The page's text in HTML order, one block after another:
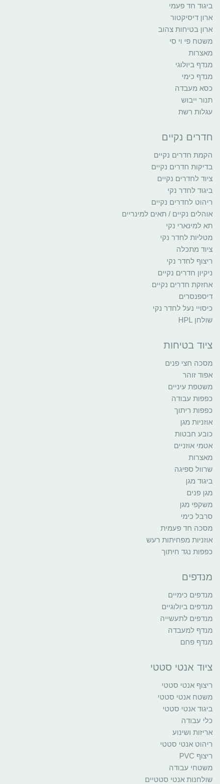
ביגוד חד פעמי
ארון דיסיקטור
ארון בטיחות צהוב
משטח פי וי סי
מאצרות
מנדף ביולוגי
מנדף כימי
כסא מעבדה
תנור ייבוש
עגלות רשת
חדרים נקיים
הקמת חדרים נקיים
בדיקות חדרים נקיים
ציוד לחדרים נקיים
ביגוד לחדר נקי
ריהוט לחדרים נקיים
אוהלים נקיים / תאים למינריים
תא למינארי נקי
מטליות לחדר נקי
ציוד מתכלה
ריצוף לחדר נקי
ניקיון חדרים נקיים
אחזקת חדרים נקיים
דיספנסרים
כיסויי נעל לחדר נקי
שולחן HPL
ציוד בטיחות
מסכה חצי פנים
אפוד זוהר
משטפת עיניים
כפפות עבודה
כפפות ריתוך
אוזניות מגן
כובע חבטות
אטמי אוזניים
מאצרות
שרוול ספיגה
ביגוד מגן
מגן פנים
משקפי מגן
סרבל כימי
מסכה חד פעמית
אוזניות מפחיתות רעש
כפפות נגד חיתוך
מנדפים
מנדפים כימיים
מנדפים ביולוגיים
מנדפים לתעשייה
מנדף למעבדה
מנדף פחם
ציוד אנטי סטטי
ריצוף אנטי סטטי
משטח אנטי סטטי
ביגוד אנטי סטטי
כלי עבודה
אריזות ושינוע
ריהוט אנטי סטטי
ריצוף PVC
משטחי עבודה
שולחנות אנטי סטטיים